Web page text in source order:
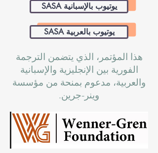
SASA يوتيوب بالإسبانية
SASA يوتيوب بالعربية
هذا المؤتمر، الذي يتضمن الترجمة
الفورية بين الإنجليزية والإسبانية
والعربية، مدعوم بمنحة من مؤسسة
وينر-جرين.